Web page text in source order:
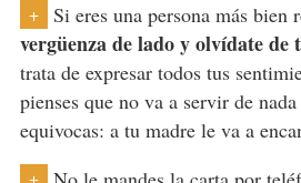
+ Si eres una persona más bien
vergüenza de lado y olvídate de
trata de expresar todos tus
pienses que no va a servir de
equivocas: a tu madre le va a
+